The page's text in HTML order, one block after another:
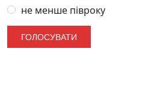
не менше півроку